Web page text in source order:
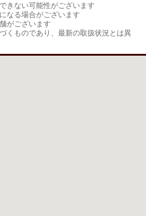
きない可能性がございます
なる場合がございます
がございます
くものであり、最新の取扱状況とは異